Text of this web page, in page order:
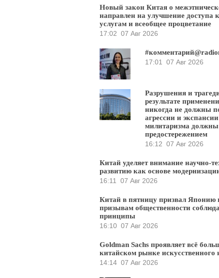
Новый закон Китая о
направлен на улучшение доступа
услугам и всеобщее процветание
17:02 07 Авг 2026
17:01
07 Авг 2026
Разрушения и
результате
никогда не должны
агрессии и
милитаризма должны
предостережением
16:12 07 Авг 2026
Китай уделяет внимание научно-
развитию как основе
16:11
07 Авг 2026
Китай в пятницу призвал Японию
призывам общественности
принципы
16:10 07 Авг 2026
Goldman Sachs проявляет всё
китайском рынке искусственного
14:14 07 Авг 2026